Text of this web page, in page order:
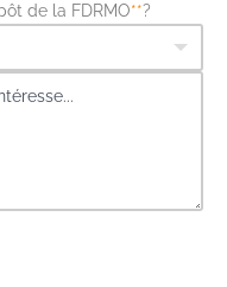
de la FDRMO**?